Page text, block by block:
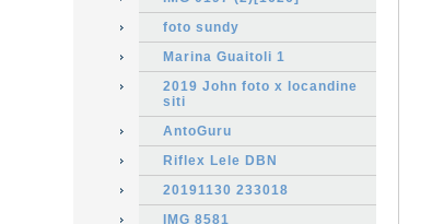
foto sundy
Marina Guaitoli 1
2019 John foto x locandine
siti
AntoGuru
Riflex Lele DBN
20191130 233018
IMG 8581